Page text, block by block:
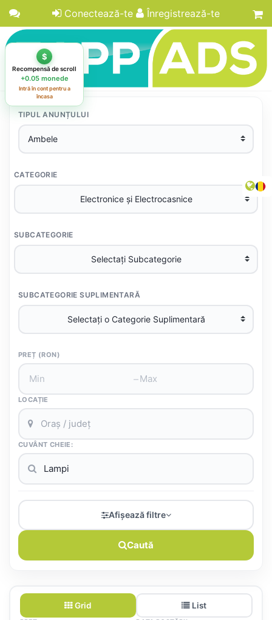
Conectează-te Înregistrează-te
TIPUL ANUNȚULUI
CATEGORIE
SUBCATEGORIE
SUBCATEGORIE SUPLIMENTARĂ
PREȚ (RON)
–
LOCAȚIE
CUVÂNT CHEIE:
Afișează filtre
Caută
Grid List